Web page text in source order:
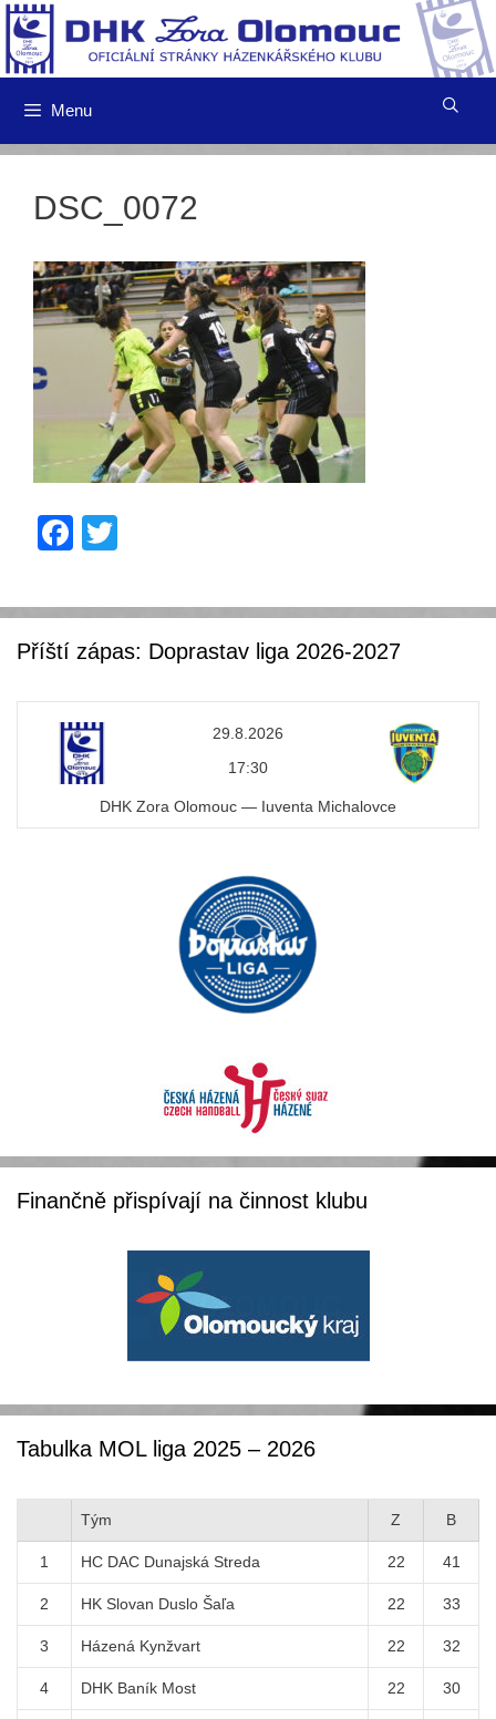
Přeskočit
na
obsah
Menu
DSC_0072
F
c
e
o
o
k
tt
er
Příští zápas: Doprastav liga 2026-2027
29.8.2026
17:30
DHK Zora Olomouc — Iuventa Michalovce
Finančně přispívají na činnost klubu
Tabulka MOL liga 2025 – 2026
Tým Z B
1 HC DAC Dunajská Streda 22 41
2 HK Slovan Duslo Šaľa 22 33
3 Házená Kynžvart 22 32
4 DHK Baník Most 22 30